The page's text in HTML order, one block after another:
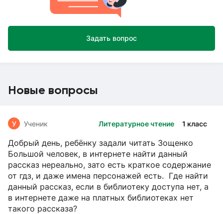
Задать вопрос
Новые вопросы
Литературное чтение 1 класс
У Ученик
Добрый день, ребёнку задали читать Зощенко
Большой человек, в интернете найти данный
рассказ нереально, зато есть краткое содержание
от гдз, и даже имена персонажей есть. Где найти
данный рассказ, если в библиотеку доступа нет, а
в интернете даже на платных библиотеках нет
такого рассказа?